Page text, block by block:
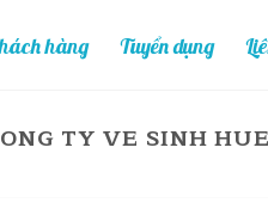
hàng Tuyển dụng
TY VE SINH HUE